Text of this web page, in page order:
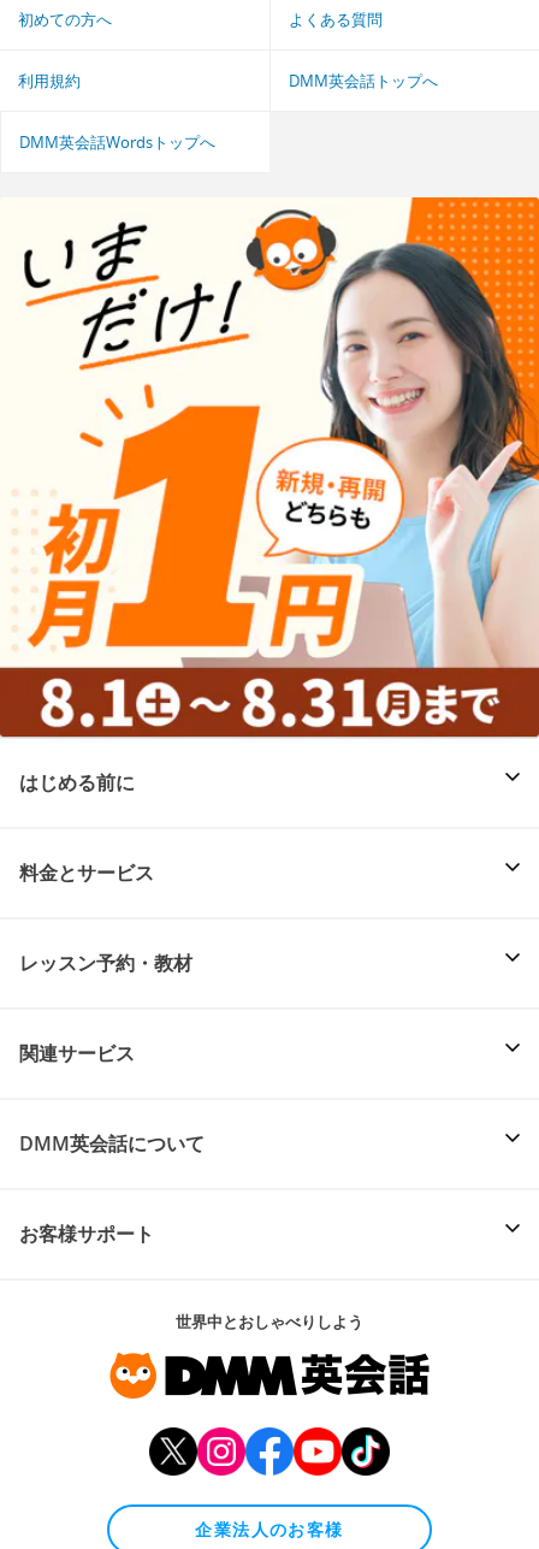
初めての方へ よくある質問
利用規約 DMM英会話トップへ
DMM英会話Wordsトップへ
はじめる前に
料金とサービス
レッスン予約・教材
関連サービス
DMM英会話について
お客様サポート
世界中とおしゃべりしよう
企業法人のお客様